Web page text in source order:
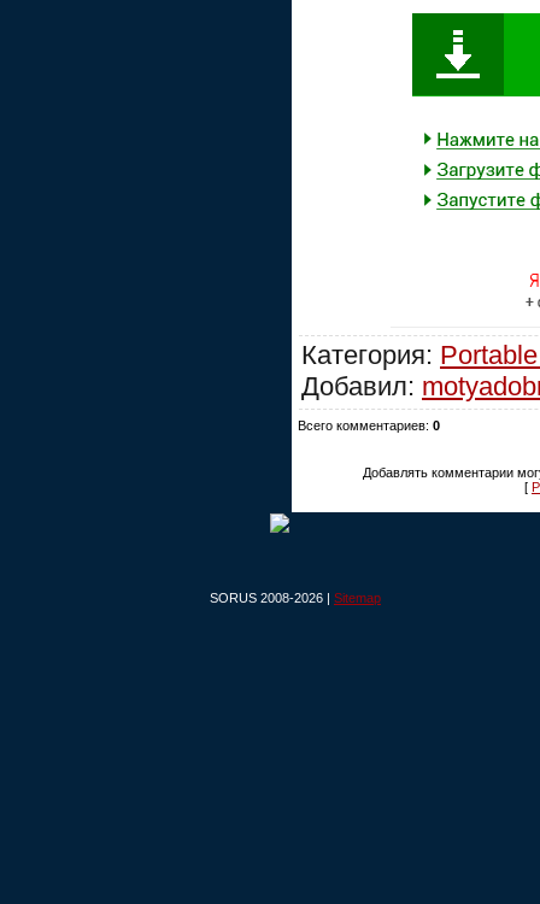
Категория:
Добавил:
Всего комментариев: 0
Добавлять комментарии
[
SORUS 2008-2026 | Sitemap